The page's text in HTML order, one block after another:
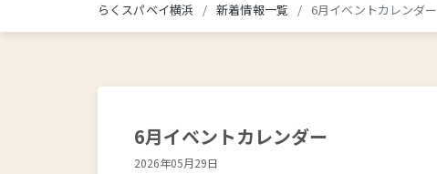
らくスパベイ横浜 新着情報一覧 6月イベントカレンダー
6月イベントカレンダー
2026年05月29日